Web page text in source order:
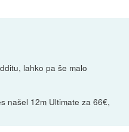
lahko pa še malo
našel 12m Ultimate za 66€,